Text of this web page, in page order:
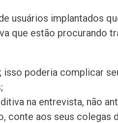
usuários implantados
que estão procurando
isso poderia complicar
na entrevista, não
conte aos seus colegas